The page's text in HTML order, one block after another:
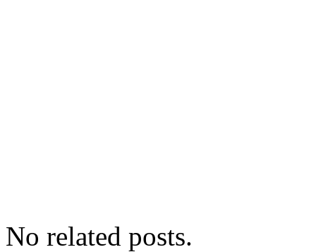
No related posts.